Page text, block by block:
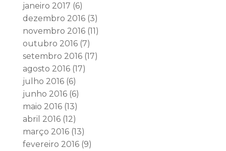
janeiro 2017 (6)
dezembro 2016(3)
novembro 2016(11)
outubro 2016(7)
setembro 2016(17)
agosto 2016(17)
julho 2016(6)
junho 2016(6)
maio 2016(13)
abril 2016(12)
março 2016(13)
fevereiro 2016(9)